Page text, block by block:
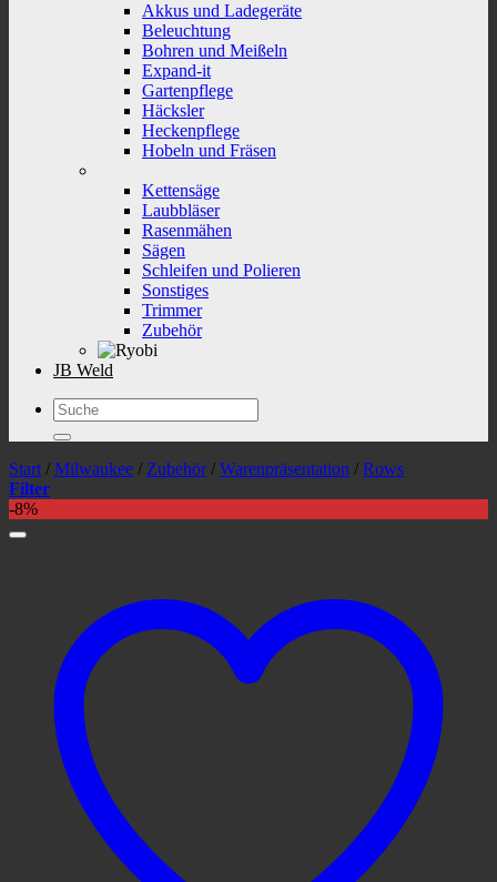
Akkus und Ladegeräte
Beleuchtung
Bohren und Meißeln
Expand-it
Gartenpflege
Häcksler
Heckenpflege
Hobeln und Fräsen
Kettensäge
Laubbläser
Rasenmähen
Sägen
Schleifen und Polieren
Sonstiges
Trimmer
Zubehör
JB Weld
Suchen
nach:
Start / Milwaukee / Zubehör / Warenpräsentation / Rows
Filter
-8%